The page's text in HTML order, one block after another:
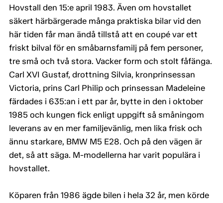
Hovstall den 15:e april 1983. Även om hovstallet
säkert härbärgerade många praktiska bilar vid den
här tiden får man ändå tillstå att en coupé var ett
friskt bilval för en småbarnsfamilj på fem personer,
tre små och två stora. Vacker form och stolt fåfänga.
Carl XVI Gustaf, drottning Silvia, kronprinsessan
Victoria, prins Carl Philip och prinsessan Madeleine
färdades i 635:an i ett par år, bytte in den i oktober
1985 och kungen fick enligt uppgift så småningom
leverans av en mer familjevänlig, men lika frisk och
ännu starkare, BMW M5 E28. Och på den vägen är
det, så att säga. M-modellerna har varit populära i
hovstallet.
Köparen från 1986 ägde bilen i hela 32 år, men körde